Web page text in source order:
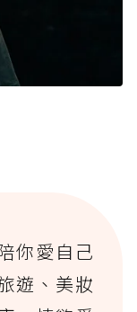
你愛自己
遊、美妝